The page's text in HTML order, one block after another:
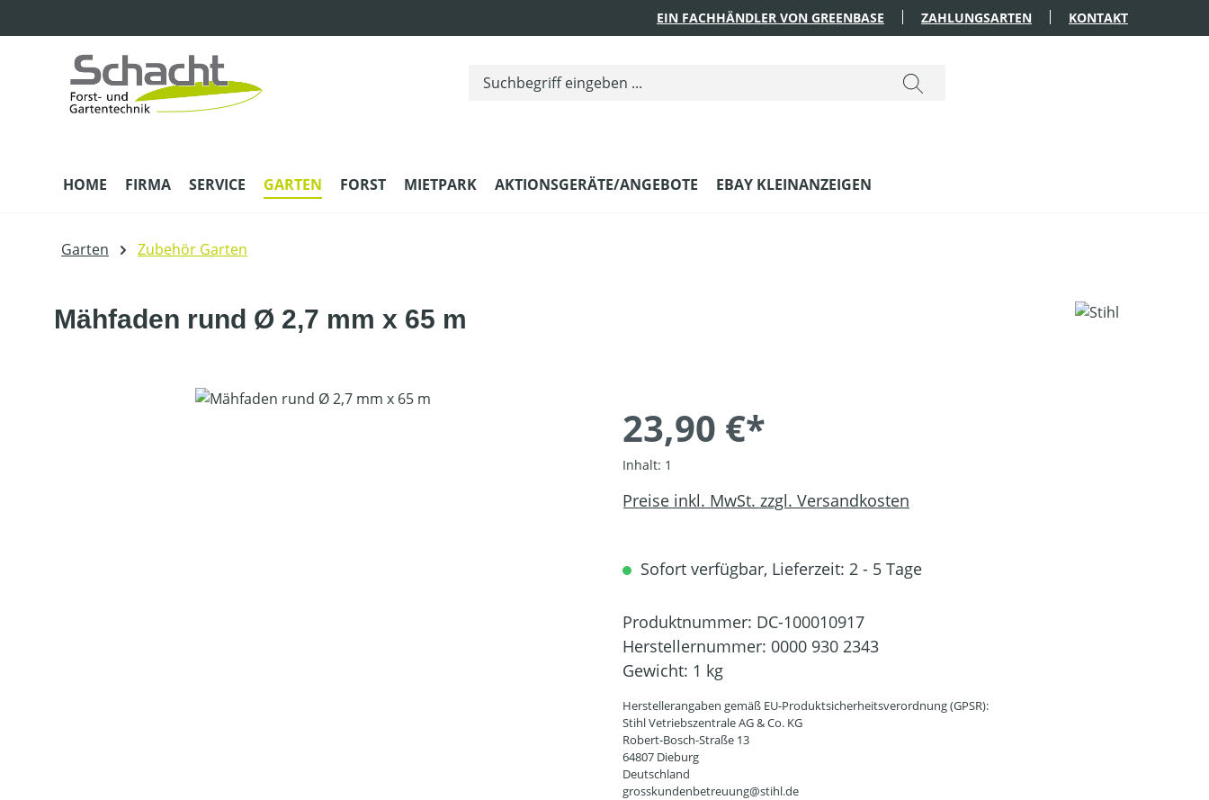
EIN FACHHÄNDLER VON GREENBASE ZAHLUNGSARTEN KONTAKT
HOME FIRMA SERVICE GARTEN FORST MIETPARK AKTIONSGERÄTE/ANGEBOTE EBAY KLEINANZEIGEN
Garten Zubehör Garten
Mähfaden rund Ø 2,7 mm x 65 m
Bildergalerie überspringen
23,90 €*
Inhalt: 1
Preise inkl. MwSt. zzgl. Versandkosten
Sofort verfügbar, Lieferzeit: 2 - 5 Tage
Produktnummer: DC-100010917
Herstellernummer: 0000 930 2343
Gewicht: 1 kg
Herstellerangaben gemäß EU-Produktsicherheitsverordnung (GPSR):
Stihl Vetriebszentrale AG & Co. KG
Robert-Bosch-Straße 13
64807 Dieburg
Deutschland
grosskundenbetreuung@stihl.de